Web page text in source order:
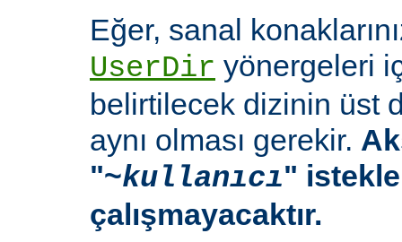
Eğer, sanal
UserDir yönergeleri
belirtilecek dizinin üst
aynı olması gerekir.
"~kullanıcı"
çalışmayacaktır.